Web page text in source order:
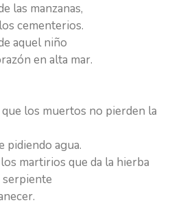
las manzanas,
cementerios.
aquel niño
en alta mar.
los muertos no pierden la
pidiendo agua.
martirios que da la hierba
serpiente